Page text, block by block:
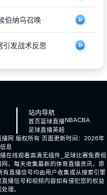
伯纳乌召唤
引发战术反思
站内导航
首页篮球直播NBACBA
足球直播英超
网 版权所有 页面更新时间：2026年
息
在线观看高清无插件_足球比赛免费视
，每天收集最新的体育直播资讯，原
直播信号均由用户收集或从搜索引擎
播信号和视频内容如有侵犯您的权益
理。